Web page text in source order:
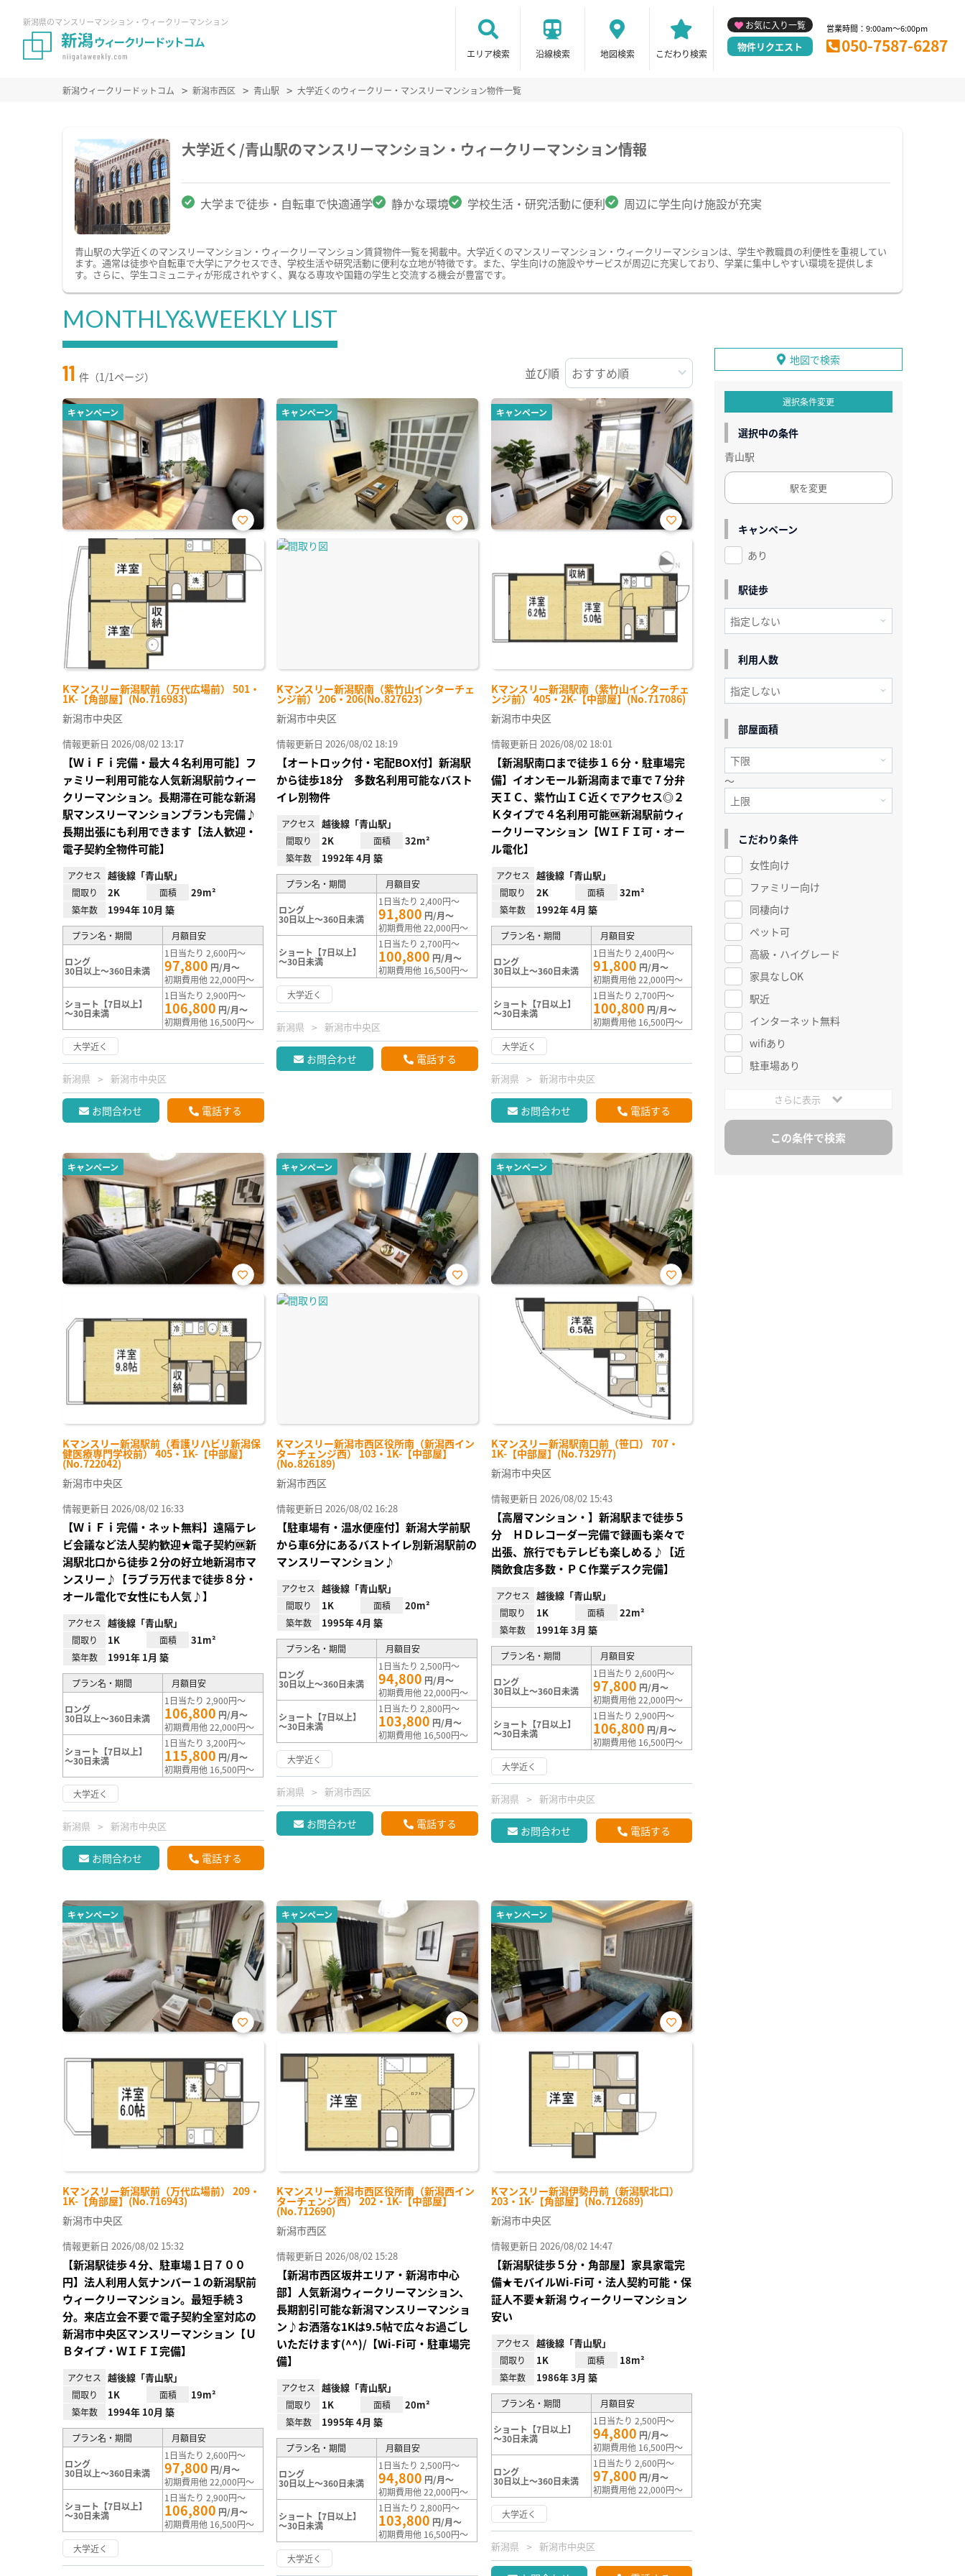
新潟県のマンスリーマンション・ウィークリーマンション
エリア検索 沿線検索 地図検索 こだわり検索
お気に入り一覧
物件リクエスト
営業時間：9:00am～6:00pm
050-7587-6287
新潟ウィークリードットコム 新潟市西区 青山駅 大学近くのウィークリー・マンスリーマンション物件一覧
大学近く/青山駅のマンスリーマンション・ウィークリーマンション情報
大学まで徒歩・自転車で快適通学 静かな環境 学校生活・研究活動に便利 周辺に学生向け施設が充実
青山駅の大学近くのマンスリーマンション・ウィークリーマンション賃貸物件一覧を掲載中。大学近くのマンスリーマンション・ウィークリーマンションは、学生や教職員の利便性を重視してい
ます。通常は徒歩や自転車で大学にアクセスでき、学校生活や研究活動に便利な立地が特徴です。また、学生向けの施設やサービスが周辺に充実しており、学業に集中しやすい環境を提供しま
す。さらに、学生コミュニティが形成されやすく、異なる専攻や国籍の学生と交流する機会が豊富です。
MONTHLY&WEEKLY LIST
11 件（1/1ページ） 並び順
キャンペーン
Kマンスリー新潟駅前（万代広場前） 501・
1K-【角部屋】(No.716983)
お気
り登
録
新潟市中央区
情報更新日 2026/08/02 13:17
【ＷｉＦｉ完備・最大４名利用可能】フ
ァミリー利用可能な人気新潟駅前ウィー
クリーマンション。長期滞在可能な新潟
駅マンスリーマンションプランも完備♪
長期出張にも利用できます【法人歓迎・
電子契約全物件可能】
アクセス 越後線「青山駅」
間取り 2K 面積 29m²
築年数 1994年 10月 築
プラン名・期間 月額目安
ロング
30日以上～360日未満
1日当たり 2,600円～
97,800 円/月～
初期費用他 22,000円～
ショート【7日以上】
～30日未満
1日当たり 2,900円～
106,800 円/月～
初期費用他 16,500円～
大学近く
新潟県 新潟市中央区
お問合わせ 電話する
キャンペーン
Kマンスリー新潟駅南（紫竹山インターチェ
ンジ前） 206・206(No.827623)
お気
新潟市中央区
情報更新日 2026/08/02 18:19
【オートロック付・宅配BOX付】新潟駅
から徒歩18分 多数名利用可能なバスト
イレ別物件
アクセス 越後線「青山駅」
間取り 2K 面積 32m²
築年数 1992年 4月 築
プラン名・期間 月額目安
ロング
30日以上～360日未満
1日当たり 2,400円～
91,800 円/月～
初期費用他 22,000円～
ショート【7日以上】
～30日未満
1日当たり 2,700円～
100,800 円/月～
初期費用他 16,500円～
大学近く
新潟県 新潟市中央区
お問合わせ 電話する
キャンペーン
Kマンスリー新潟駅南（紫竹山インターチェ
ンジ前） 405・2K-【中部屋】(No.717086)
お気
り登
録
新潟市中央区
情報更新日 2026/08/02 18:01
【新潟駅南口まで徒歩１６分・駐車場完
備】イオンモール新潟南まで車で７分弁
天ＩＣ、紫竹山ＩＣ近くでアクセス◎２
Ｋタイプで４名利用可能🆗新潟駅前ウィ
ークリーマンション【ＷＩＦＩ可・オー
ル電化】
アクセス 越後線「青山駅」
間取り 2K 面積 32m²
築年数 1992年 4月 築
プラン名・期間 月額目安
ロング
30日以上～360日未満
1日当たり 2,400円～
91,800 円/月～
初期費用他 22,000円～
ショート【7日以上】
～30日未満
1日当たり 2,700円～
100,800 円/月～
初期費用他 16,500円～
大学近く
新潟県 新潟市中央区
お問合わせ 電話する
キャンペーン
Kマンスリー新潟駅前（看護リハビリ新潟保
健医療専門学校前） 405・1K-【中部屋】
(No.722042)
お気
録
新潟市中央区
情報更新日 2026/08/02 16:33
【ＷｉＦｉ完備・ネット無料】遠隔テレ
ビ会議など法人契約歓迎★電子契約🆗新
潟駅北口から徒歩２分の好立地新潟市マ
ンスリー♪【ラブラ万代まで徒歩８分・
オール電化で女性にも人気♪】
アクセス 越後線「青山駅」
間取り 1K 面積 31m²
築年数 1991年 1月 築
プラン名・期間 月額目安
ロング
30日以上～360日未満
1日当たり 2,900円～
106,800 円/月～
初期費用他 22,000円～
ショート【7日以上】
～30日未満
1日当たり 3,200円～
115,800 円/月～
初期費用他 16,500円～
大学近く
新潟県 新潟市中央区
お問合わせ 電話する
キャンペーン
Kマンスリー新潟市西区役所南（新潟西イン
ターチェンジ西） 103・1K-【中部屋】
(No.826189)
お気
新潟市西区
情報更新日 2026/08/02 16:28
【駐車場有・温水便座付】新潟大学前駅
から車6分にあるバストイレ別新潟駅前の
マンスリーマンション♪
アクセス 越後線「青山駅」
間取り 1K 面積 20m²
築年数 1995年 4月 築
プラン名・期間 月額目安
ロング
30日以上～360日未満
1日当たり 2,500円～
94,800 円/月～
初期費用他 22,000円～
ショート【7日以上】
～30日未満
1日当たり 2,800円～
103,800 円/月～
初期費用他 16,500円～
大学近く
新潟県 新潟市西区
お問合わせ 電話する
キャンペーン
Kマンスリー新潟駅南口前（笹口） 707・
1K-【中部屋】(No.732977)
お気
り登
録
新潟市中央区
情報更新日 2026/08/02 15:43
【高層マンション・】新潟駅まで徒歩５
分 ＨＤレコーダー完備で録画も楽々で
出張、旅行でもテレビも楽しめる♪【近
隣飲食店多数・ＰＣ作業デスク完備】
アクセス 越後線「青山駅」
間取り 1K 面積 22m²
築年数 1991年 3月 築
プラン名・期間 月額目安
ロング
30日以上～360日未満
1日当たり 2,600円～
97,800 円/月～
初期費用他 22,000円～
ショート【7日以上】
～30日未満
1日当たり 2,900円～
106,800 円/月～
初期費用他 16,500円～
大学近く
新潟県 新潟市中央区
お問合わせ 電話する
キャンペーン
Kマンスリー新潟駅前（万代広場前） 209・
1K-【角部屋】(No.716943)
お気
り登
録
新潟市中央区
情報更新日 2026/08/02 15:32
【新潟駅徒歩４分、駐車場１日７００
円】法人利用人気ナンバー１の新潟駅前
ウィークリーマンション。最短手続３
分。来店立会不要で電子契約全室対応の
新潟市中央区マンスリーマンション【Ｕ
Ｂタイプ・ＷＩＦＩ完備】
アクセス 越後線「青山駅」
間取り 1K 面積 19m²
築年数 1994年 10月 築
プラン名・期間 月額目安
ロング
30日以上～360日未満
1日当たり 2,600円～
97,800 円/月～
初期費用他 22,000円～
ショート【7日以上】
～30日未満
1日当たり 2,900円～
106,800 円/月～
初期費用他 16,500円～
大学近く
キャンペーン
Kマンスリー新潟市西区役所南（新潟西イン
ターチェンジ西） 202・1K-【中部屋】
(No.712690)
お気
り登
録
新潟市西区
情報更新日 2026/08/02 15:28
【新潟市西区坂井エリア・新潟市中心
部】人気新潟ウィークリーマンション、
長期割引可能な新潟マンスリーマンショ
ン♪お洒落な1Kは9.5帖で広々お過ごし
いただけます(^^)/【Wi-Fi可・駐車場完
備】
アクセス 越後線「青山駅」
間取り 1K 面積 20m²
築年数 1995年 4月 築
プラン名・期間 月額目安
ロング
30日以上～360日未満
1日当たり 2,500円～
94,800 円/月～
初期費用他 22,000円～
ショート【7日以上】
～30日未満
1日当たり 2,800円～
103,800 円/月～
初期費用他 16,500円～
大学近く
キャンペーン
Kマンスリー新潟伊勢丹前（新潟駅北口）
203・1K-【角部屋】(No.712689)
お気
新潟市中央区
情報更新日 2026/08/02 14:47
【新潟駅徒歩５分・角部屋】家具家電完
備★モバイルWi-Fi可・法人契約可能・保
証人不要★新潟 ウィークリーマンション
安い
アクセス 越後線「青山駅」
間取り 1K 面積 18m²
築年数 1986年 3月 築
プラン名・期間 月額目安
ショート【7日以上】
～30日未満
1日当たり 2,500円～
94,800 円/月～
初期費用他 16,500円～
ロング
30日以上～360日未満
1日当たり 2,600円～
97,800 円/月～
初期費用他 22,000円～
大学近く
新潟県 新潟市中央区
地図で検索
選択条件変更
選択中の条件
青山駅
駅を変更
キャンペーン
あり
駅徒歩
利用人数
部屋面積
～
こだわり条件
女性向け
ファミリー向け
同棲向け
ペット可
高級・ハイグレード
家具なしOK
駅近
インターネット無料
wifiあり
駐車場あり
さらに表示